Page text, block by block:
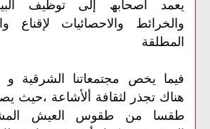
والخرائط والاحصائیات لإقناع
المطلقة
فیما یخص مجتمعاتنا الشرقیة و
ھناك تجذر لثقافة ألأشاعة ،حیث
طقسا من طقوس العیش